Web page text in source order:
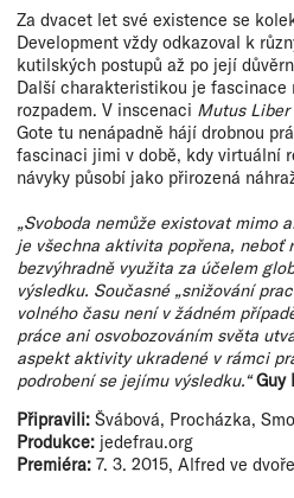
Za dvacet let své existence se
Development vždy odkazoval k
kutilských postupů až po její
Další charakteristikou je
rozpadem. V inscenaci Mutus Liber
Gote tu nenápadně hájí drobnou
fascinaci jimi v době, kdy virtuální
návyky působí jako přirozená
„Svoboda nemůže existovat mimo
je všechna aktivita popřena, neboť
bezvýhradně využita za účelem
výsledku. Současné „snižování
volného času není v žádném
práce ani osvobozováním světa
aspekt aktivity ukradené v rámci
podrobení se jejímu výsledku.“Guy
Připravili: Švábová, Procházka,
Produkce: jedefrau.org
Premiéra: 7. 3. 2015, Alfred ve dvoře